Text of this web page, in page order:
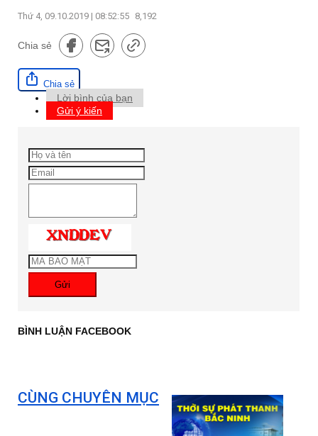
Thứ 4, 09.10.2019 | 08:52:55 8,192
Chia sẻ
Chia sẻ
Lời bình của bạn
Gửi ý kiến
Gửi
BÌNH LUẬN FACEBOOK
CÙNG CHUYÊN MỤC